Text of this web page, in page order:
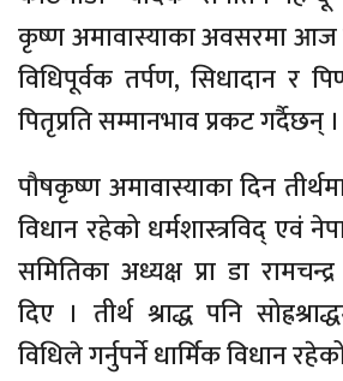
कृष्ण अमावास्याका अवसरमा आज
विधिपूर्वक तर्पण, सिधादान र
पितृप्रति सम्मानभाव प्रकट गर्दैछन् ।
पौषकृष्ण अमावास्याका दिन तीर्थमा
विधान रहेको धर्मशास्त्रविद् एवं
समितिका अध्यक्ष प्रा डा
दिए । तीर्थ श्राद्ध पनि
विधिले गर्नुपर्ने धार्मिक विधान